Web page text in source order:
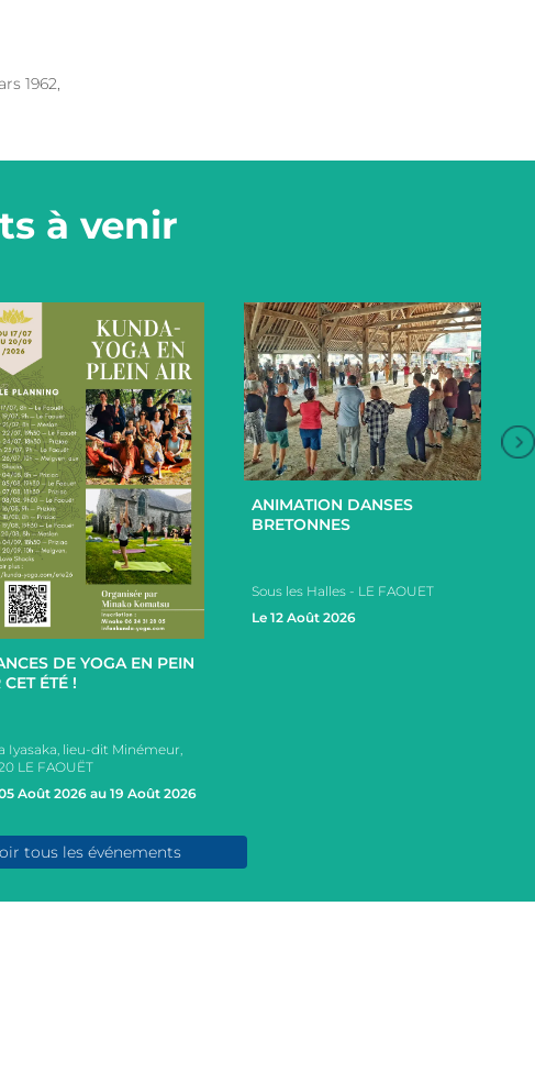
1962,
à venir
DE YOGA EN PEIN
CET ÉTÉ !
Iyasaka, lieu-dit Minémeur,
LE FAOUËT
Août 2026 au 19 Août 2026
+
ANIMATION DANSES
BRETONNES
Sous les Halles - LE FAOUET
Le 12 Août 2026
tous les événements